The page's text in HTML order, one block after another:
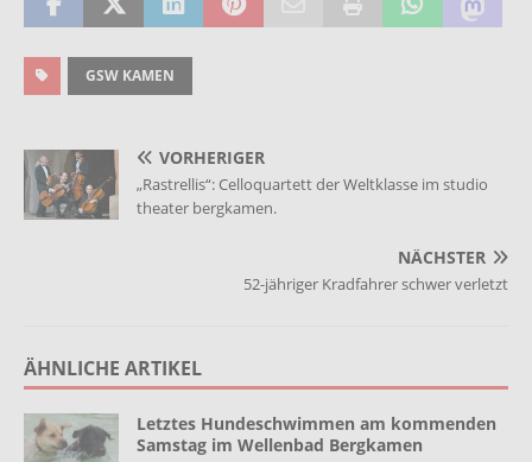
GSW KAMEN
VORHERIGER
„Rastrellis“: Celloquartett der Weltklasse im studio
theater bergkamen.
NÄCHSTER
52-jähriger Kradfahrer schwer verletzt
ÄHNLICHE ARTIKEL
Letztes Hundeschwimmen am kommenden
Samstag im Wellenbad Bergkamen